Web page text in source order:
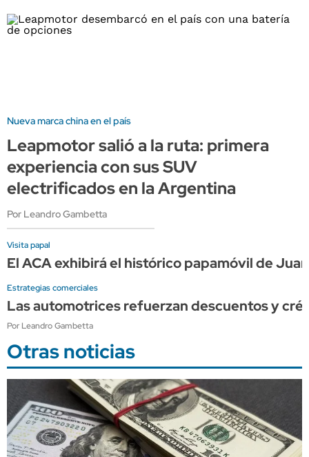
Nueva marca china en el país
Leapmotor salió a la ruta: primera
experiencia con sus SUV
electrificados en la Argentina
Por Leandro Gambetta
Visita papal
El ACA exhibirá el histórico papamóvil de
Estrategias comerciales
Las automotrices refuerzan descuentos y
Por Leandro Gambetta
Otras noticias